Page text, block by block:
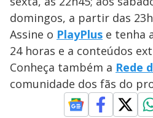
d
e
o
domingos, a partir das
Assine o PlayPlus e tenha
24 horas e a conteúdos
Conheça também a Rede
comunidade dos fãs do